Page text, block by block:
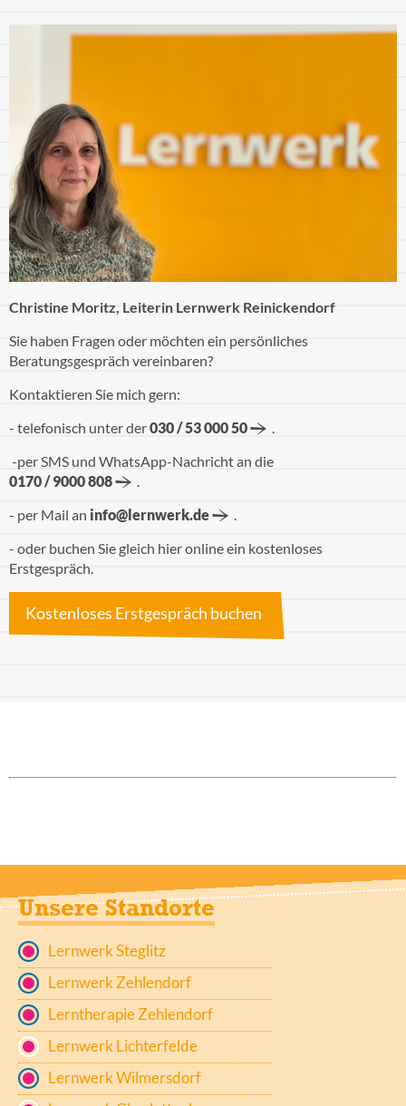
Christine Moritz, Leiterin Lernwerk Reinickendorf
Sie haben Fragen oder möchten ein persönliches
Beratungsgespräch vereinbaren?
Kontaktieren Sie mich gern:
- telefonisch unter der030 / 53 000 50
.
-per SMS und WhatsApp-Nachricht an die
0170 / 9000 808
.
- per Mail an info@lernwerk.de
.
- oder buchen Sie gleich hier online ein kostenloses
Erstgespräch.
Kostenloses Erstgespräch buchen
Unsere Standorte
Lernwerk Steglitz
Lernwerk Zehlendorf
Lerntherapie Zehlendorf
Lernwerk Lichterfelde
Lernwerk Wilmersdorf